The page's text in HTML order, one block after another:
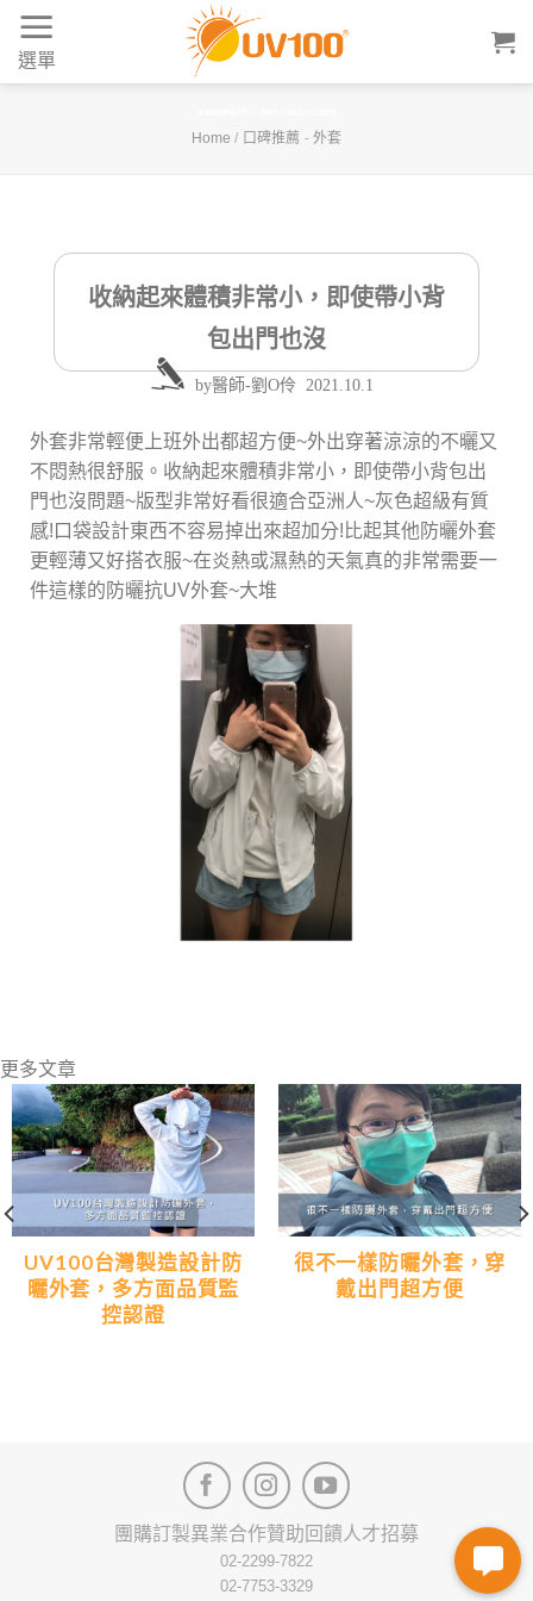
Skip
content
選單
Home / 口碑推薦 - 外套
收納起來體積非常小，即使帶小背
包出門也沒
by醫師-劉O伶 2021.10.1
外套非常輕便上班外出都超方便~外出穿著涼涼的不曬又
不悶熱很舒服。收納起來體積非常小，即使帶小背包出
門也沒問題~版型非常好看很適合亞洲人~灰色超級有質
感!口袋設計東西不容易掉出來超加分!比起其他防曬外套
更輕薄又好搭衣服~在炎熱或濕熱的天氣真的非常需要一
件這樣的防曬抗UV外套~大堆
更多文章
UV100台灣製造設計防
曬外套，多方面品質監
控認證
很不一樣防曬外套，穿
戴出門超方便
團購訂製異業合作贊助回饋人才招募
02-2299-7822
02-7753-3329